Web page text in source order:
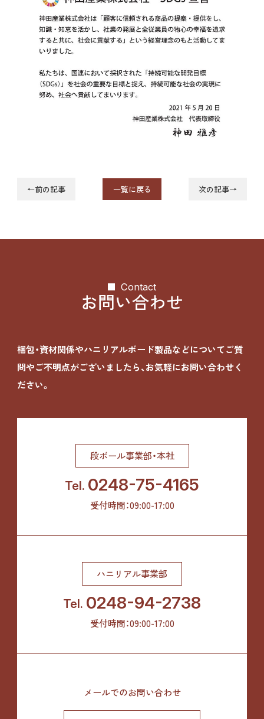
←前の記事 一覧に戻る 次の記事→
Contact
お問い合わせ
梱包・資材関係やハニリアルボード製品などについてご質
問やご不明点がございましたら、お気軽にお問い合わせく
ださい。
段ボール事業部・本社
Tel. 0248-75-4165
受付時間：09:00-17:00
ハニリアル事業部
Tel. 0248-94-2738
受付時間：09:00-17:00
メールでのお問い合わせ